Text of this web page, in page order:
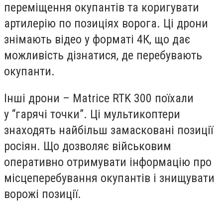
переміщення окупантів та коригувати
артилерію по позиціях ворога. Ці дрони
знімають відео у форматі 4К, що дає
можливість дізнатися, де перебувають
окупанти.
Інші дрони – Matrice RTK 300 поїхали
у “гарячі точки”. Ці мультикоптери
знаходять найбільш замасковані позиції
росіян. Що дозволяє військовим
оперативно отримувати інформацію про
місцеперебування окупантів і знищувати
ворожі позиції.